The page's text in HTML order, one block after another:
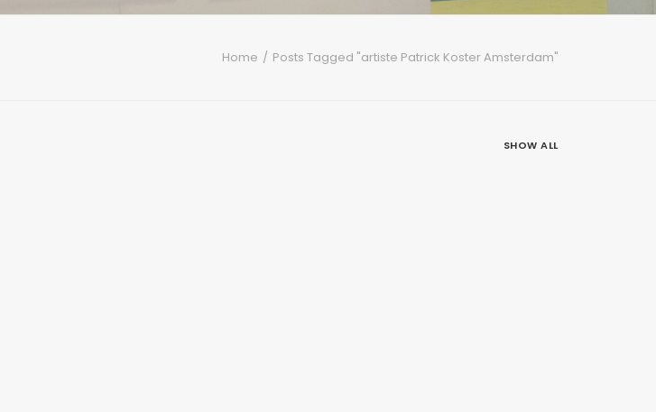
Home Posts Tagged "artiste Patrick Koster Amsterdam"
SHOW ALL